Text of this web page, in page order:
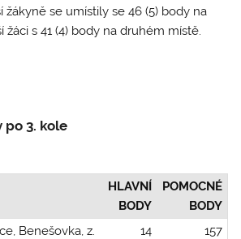
žákyně se umístily se 46 (5) body na
žáci s 41 (4) body na druhém místě.
po 3. kole
HLAVNÍ
BODY
POMOCNÉ
BODY
Benešovka, z.
14 157